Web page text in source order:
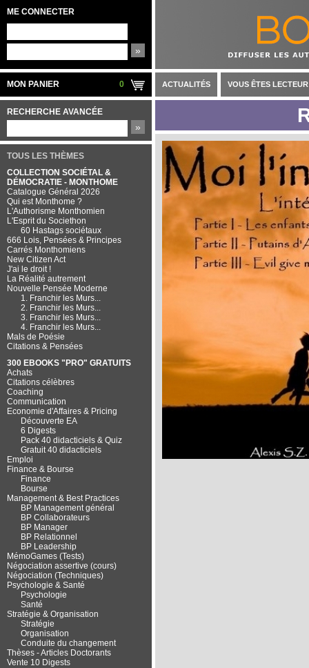
ME CONNECTER
»
MON PANIER 0
RECHERCHE AVANCÉE
»
TOUS LES THÈMES
COLLECTION SOCIÉTAL &
DÉMOCRATIE - MONTHOME
Catalogue Général 2026
Qui est Monthome ?
L'Authorisme Monthomien
L'Esprit du Societhon
60 Hastags sociétaux
666 Lois, Pensées & Principes
Carrés Monthomiens
New Citizen Act
J'ai le droit !
La Réalité autrement
Nouvelle Pensée Moderne
1. Franchir les Murs...
2. Franchir les Murs...
3. Franchir les Murs...
4. Franchir les Murs...
Mals de Poésie
Citations & Pensées
300 EBOOKS "PRO" GRATUITS
Achats
Citations célèbres
Coaching
Communication
Economie d'Affaires & Pricing
Découverte EA
6 Digests
Pack 40 didacticiels & Quiz
Gratuit 40 didacticiels
Emploi
Finance & Bourse
Finance
Bourse
Management & Best Practices
BP Management général
BP Collaborateurs
BP Manager
BP Relationnel
BP Leadership
MémoGames (Tests)
Négociation assertive (cours)
Négociation (Techniques)
Psychologie & Santé
Psychologie
Santé
Stratégie & Organisation
Stratégie
Organisation
Conduite du changement
Thèses - Articles Doctorants
Vente 10 Digests
ACTUALITÉS VOUS ÊTES LECTEUR